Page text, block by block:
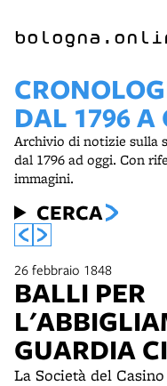
DAL 1796 A
Archivio di notizie sulla
dal 1796 ad oggi. Con
immagini.
CERCA
26 febbraio 1848
BALLI PER
GUARDIA
La Società del